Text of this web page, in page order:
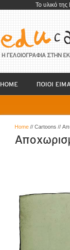
To υλικό
HOME ΠΟΙΟΙ
Home // Cartoons //